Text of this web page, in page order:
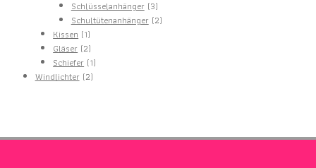
Schlüsselanhänger 33
Produkte
Schultütenanhänger 22
Kissen 11
Produkt
Gläser 22
Produkte
Schiefer 11
Windlichter 22